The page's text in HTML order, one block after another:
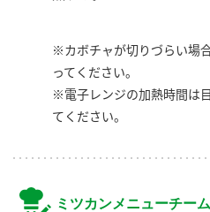
※カボチャが切りづらい場
ってください。
※電子レンジの加熱時間は
てください。
ミツカンメニューチー